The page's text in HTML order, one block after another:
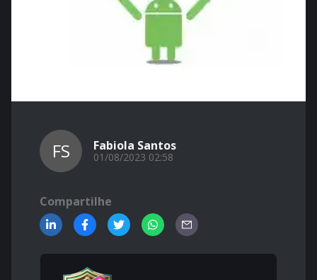
FS Fabiola Santos
01/08/2023 02:58
Compartilhe